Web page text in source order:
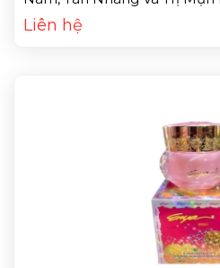
Collagen Diamond Anti
Liên hệ